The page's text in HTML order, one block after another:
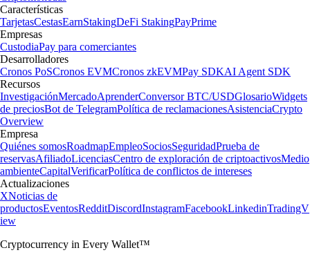
Características
TarjetasCestasEarnStakingDeFi StakingPayPrime
Empresas
CustodiaPay para comerciantes
Desarrolladores
Cronos PoSCronos EVMCronos zkEVMPay SDKAI Agent SDK
Recursos
InvestigaciónMercadoAprenderConversor BTC/USDGlosarioWidgets
de preciosBot de TelegramPolítica de reclamacionesAsistenciaCrypto
Overview
Empresa
Quiénes somosRoadmapEmpleoSociosSeguridadPrueba de
reservasAfiliadoLicenciasCentro de exploración de criptoactivosMedio
ambienteCapitalVerificarPolítica de conflictos de intereses
Actualizaciones
XNoticias de
productosEventosRedditDiscordInstagramFacebookLinkedinTradingV
iew
Cryptocurrency in Every Wallet™